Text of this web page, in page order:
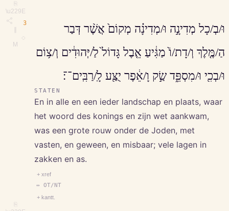
⎘
\u229E
M
3
⎘
וּ/בְ/כָל מְדִינָ֣ה וּ/מְדִינָ֗ה מְקוֹם֙ אֲשֶׁ֨ר דְּבַר
הַ/מֶּ֤לֶךְ וְ/דָת/וֹ֙ מַגִּ֔יעַ אֵ֤בֶל גָּדוֹל֙ לַ/יְּהוּדִ֔ים וְ/צ֥וֹם
וּ/בְכִ֖י וּ/מִסְפֵּ֑ד שַׂ֣ק וָ/אֵ֔פֶר יֻצַּ֖ע לָֽ/רַבִּֽים־־׃
STATEN
En in alle en een ieder landschap en plaats, waar
het woord des konings en zijn wet aankwam,
was een grote rouw onder de Joden, met
vasten, en geween, en misbaar; vele lagen in
zakken en as.
+ xref
↔ OT/NT
+ kantt.